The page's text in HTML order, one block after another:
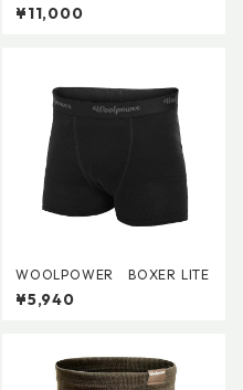
S 200
¥11,000
WOOLPOWER BOXER LITE
¥5,940